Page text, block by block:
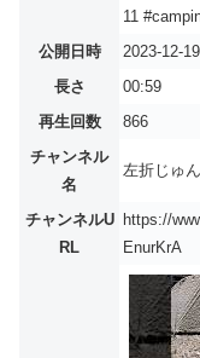
11
公開日時
2023-12-
長さ
00:59
再生回数
866
チャンネル
名
左折じゅ
チャンネルU
RL
https://
EnurKrA